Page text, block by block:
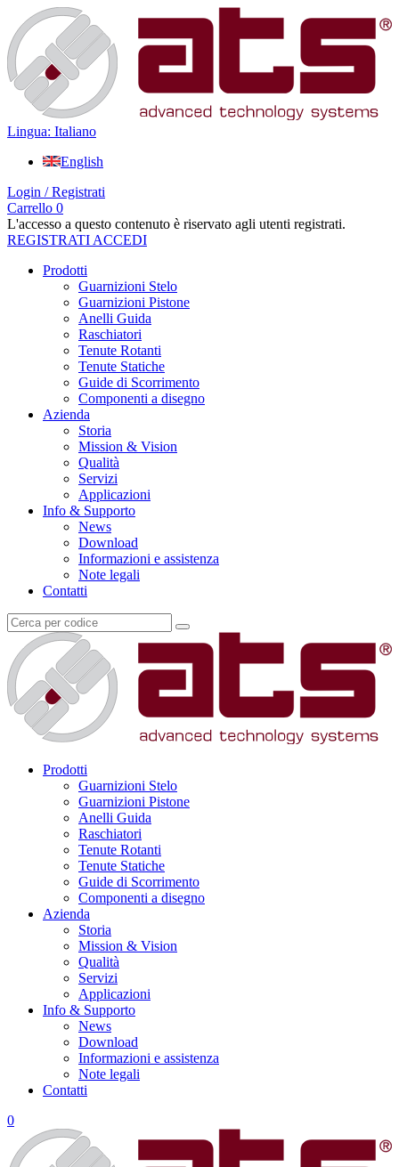
Lingua: Italiano
English
Login / Registrati
Carrello 0
L'accesso a questo contenuto è riservato agli utenti registrati.
REGISTRATI ACCEDI
Prodotti
Guarnizioni Stelo
Guarnizioni Pistone
Anelli Guida
Raschiatori
Tenute Rotanti
Tenute Statiche
Guide di Scorrimento
Componenti a disegno
Azienda
Storia
Mission & Vision
Qualità
Servizi
Applicazioni
Info & Supporto
News
Download
Informazioni e assistenza
Note legali
Contatti
Prodotti
Guarnizioni Stelo
Guarnizioni Pistone
Anelli Guida
Raschiatori
Tenute Rotanti
Tenute Statiche
Guide di Scorrimento
Componenti a disegno
Azienda
Storia
Mission & Vision
Qualità
Servizi
Applicazioni
Info & Supporto
News
Download
Informazioni e assistenza
Note legali
Contatti
0